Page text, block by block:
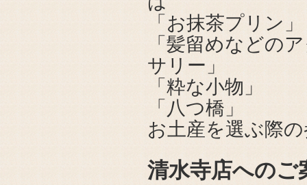
「お抹茶プリン」
「髪留めなどの
サリー」
「粋な小物」
「八つ橋」
お土産を選ぶ際
清水寺店へのご